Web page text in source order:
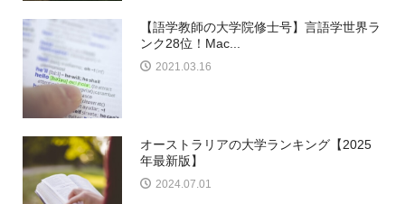
【語学教師の大学院修士号】言語学世界ラ
ンク28位！Mac...
2021.03.16
オーストラリアの大学ランキング【2025
年最新版】
2024.07.01